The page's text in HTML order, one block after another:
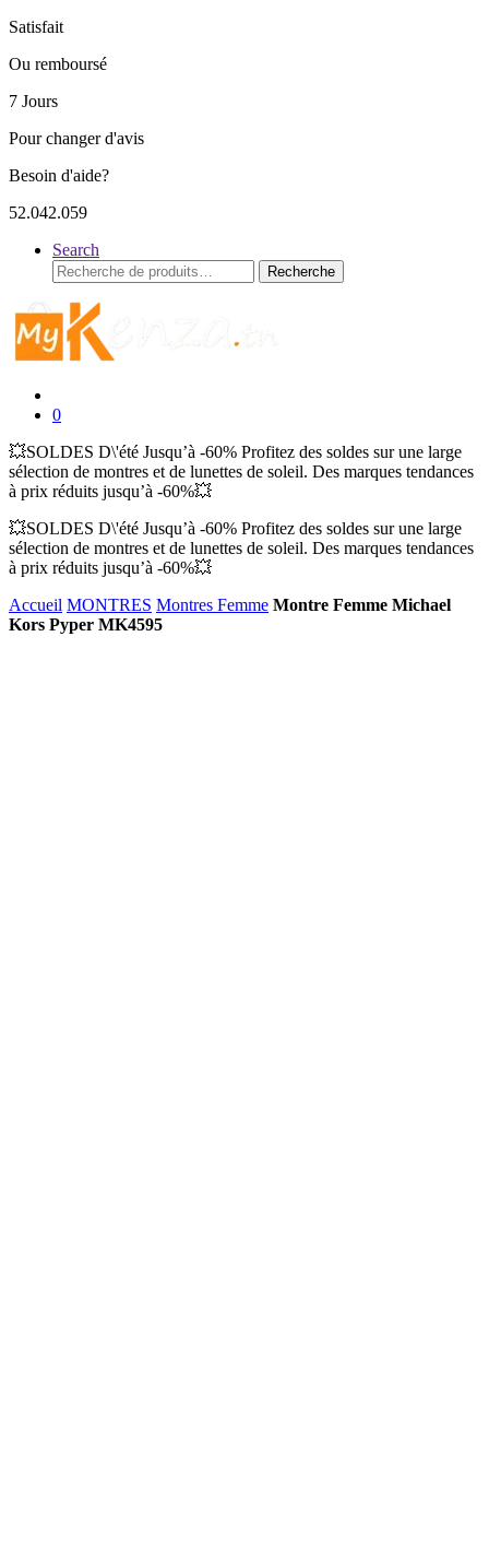
Satisfait
Ou remboursé
7 Jours
Pour changer d'avis
Besoin d'aide?
52.042.059
Search
Recherche
pour :
Recherche
0
💥SOLDES D\'été Jusqu’à -60% Profitez des soldes sur une large
sélection de montres et de lunettes de soleil. Des marques tendances
à prix réduits jusqu’à -60%💥
💥SOLDES D\'été Jusqu’à -60% Profitez des soldes sur une large
sélection de montres et de lunettes de soleil. Des marques tendances
à prix réduits jusqu’à -60%💥
Accueil MONTRES Montres Femme Montre Femme Michael
Kors Pyper MK4595